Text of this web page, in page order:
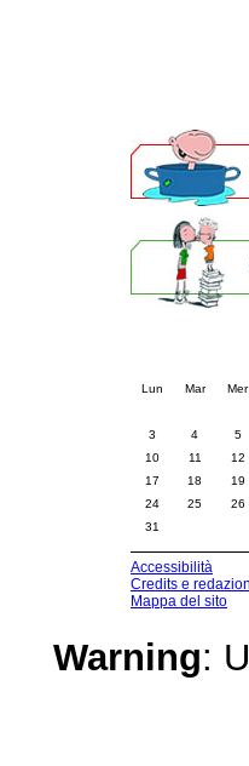
Lun Mar Mer
3
4 5
10
11 12
17
18 19
24
25 26
31
Accessibilità
Credits e
Mappa del sito
Warning: